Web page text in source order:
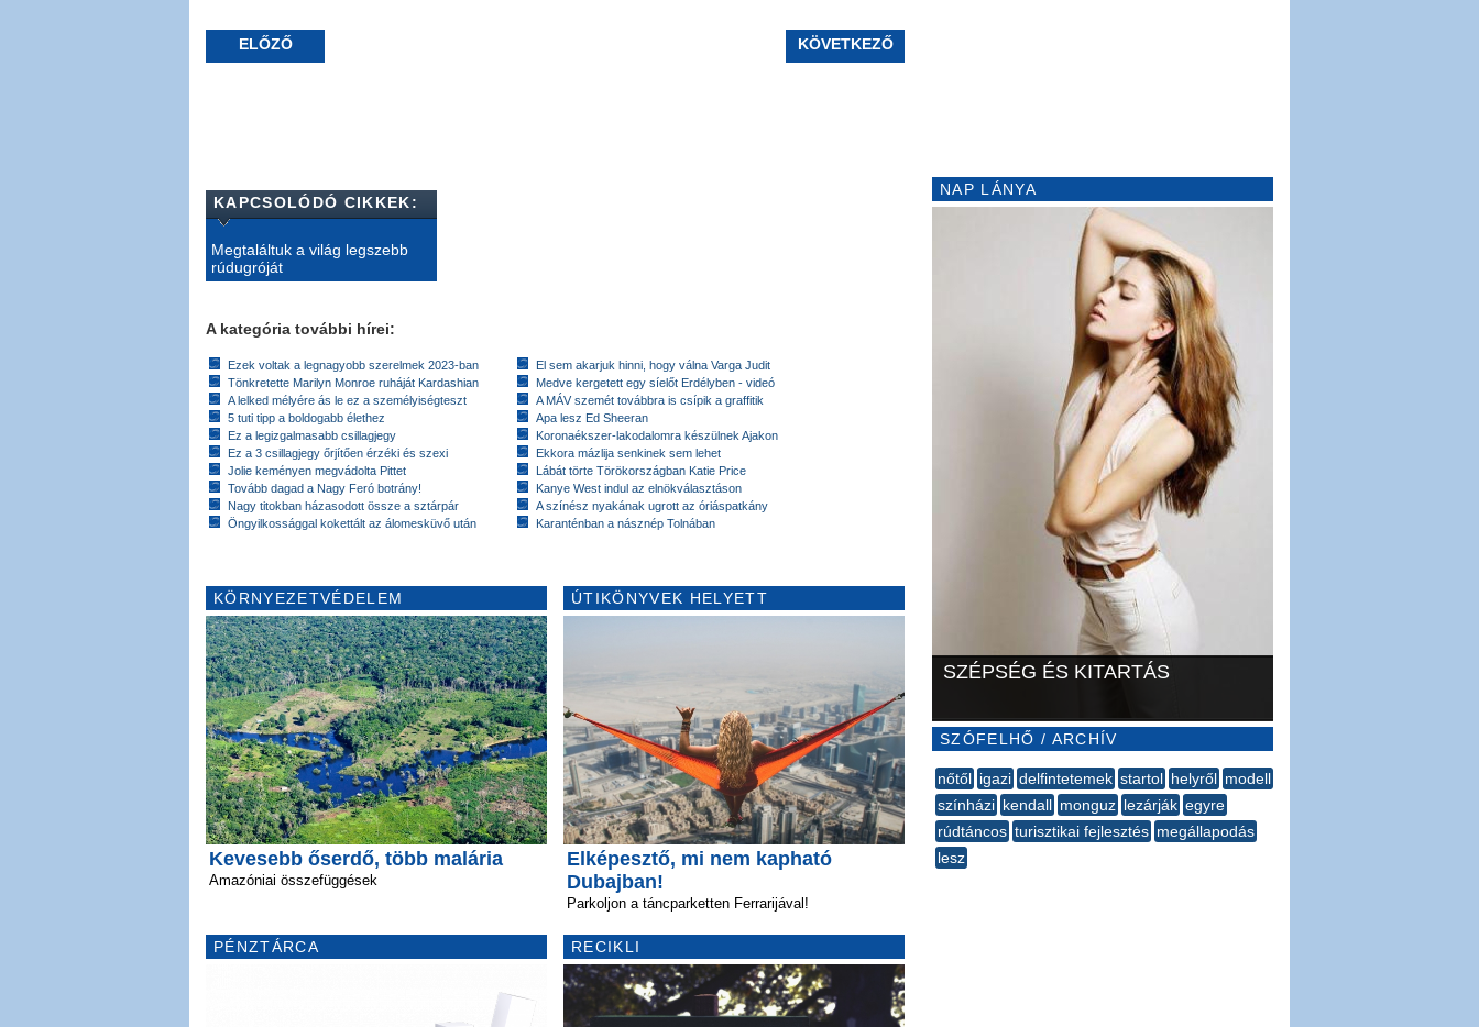
ELŐZŐ KÖVETKEZŐ
KAPCSOLÓDÓ CIKKEK:
Megtaláltuk a világ legszebb
rúdugróját
A kategória további hírei:
Ezek voltak a legnagyobb szerelmek 2023-ban
Tönkretette Marilyn Monroe ruháját Kardashian
A lelked mélyére ás le ez a személyiségteszt
5 tuti tipp a boldogabb élethez
Ez a legizgalmasabb csillagjegy
Ez a 3 csillagjegy őrjítően érzéki és szexi
Jolie keményen megvádolta Pittet
Tovább dagad a Nagy Feró botrány!
Nagy titokban házasodott össze a sztárpár
Öngyilkossággal kokettált az álomesküvő után
El sem akarjuk hinni, hogy válna Varga Judit
Medve kergetett egy síelőt Erdélyben - videó
A MÁV szemét továbbra is csípik a graffitik
Apa lesz Ed Sheeran
Koronaékszer-lakodalomra készülnek Ajakon
Ekkora mázlija senkinek sem lehet
Lábát törte Törökországban Katie Price
Kanye West indul az elnökválasztáson
A színész nyakának ugrott az óriáspatkány
Karanténban a násznép Tolnában
KÖRNYEZETVÉDELEM
Kevesebb őserdő, több malária
Amazóniai összefüggések
PÉNZTÁRCA
ÚTIKÖNYVEK HELYETT
Elképesztő, mi nem kapható
Dubajban!
Parkoljon a táncparketten Ferrarijával!
RECIKLI
NAP LÁNYA
SZÉPSÉG ÉS KITARTÁS
SZÓFELHŐ / ARCHÍV
nőtől igazi delfintetemek startol helyről modell
színházi kendall monguz lezárják ​egyre
rúdtáncos turisztikai fejlesztés megállapodás
lesz